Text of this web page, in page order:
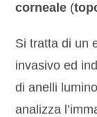
corneale (
Si tratta di un
invasivo ed
di anelli
analizza